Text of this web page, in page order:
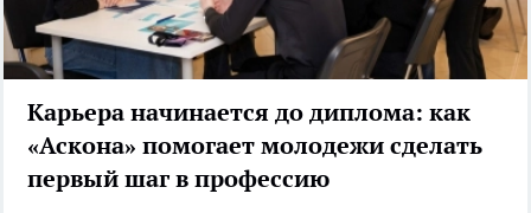
Карьера начинается до диплома: как
«Аскона» помогает молодежи сделать
первый шаг в профессию